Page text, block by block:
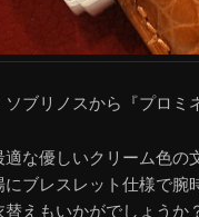
ブリノスから『プロミ
な優しいクリーム色の
ブレスレット仕様で
えもいかがでしょうか